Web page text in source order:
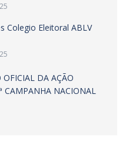
Colegio Eleitoral ABLV
OFICIAL DA AÇÃO
CAMPANHA NACIONAL